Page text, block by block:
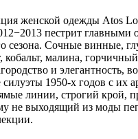
женской одежды Atos
пестрит главными
сезона. Сочные винные,
кобальт, малина,
и элегантность,
силуэты 1950-х годов с их
линии, строгий крой,
не выходящий из моды